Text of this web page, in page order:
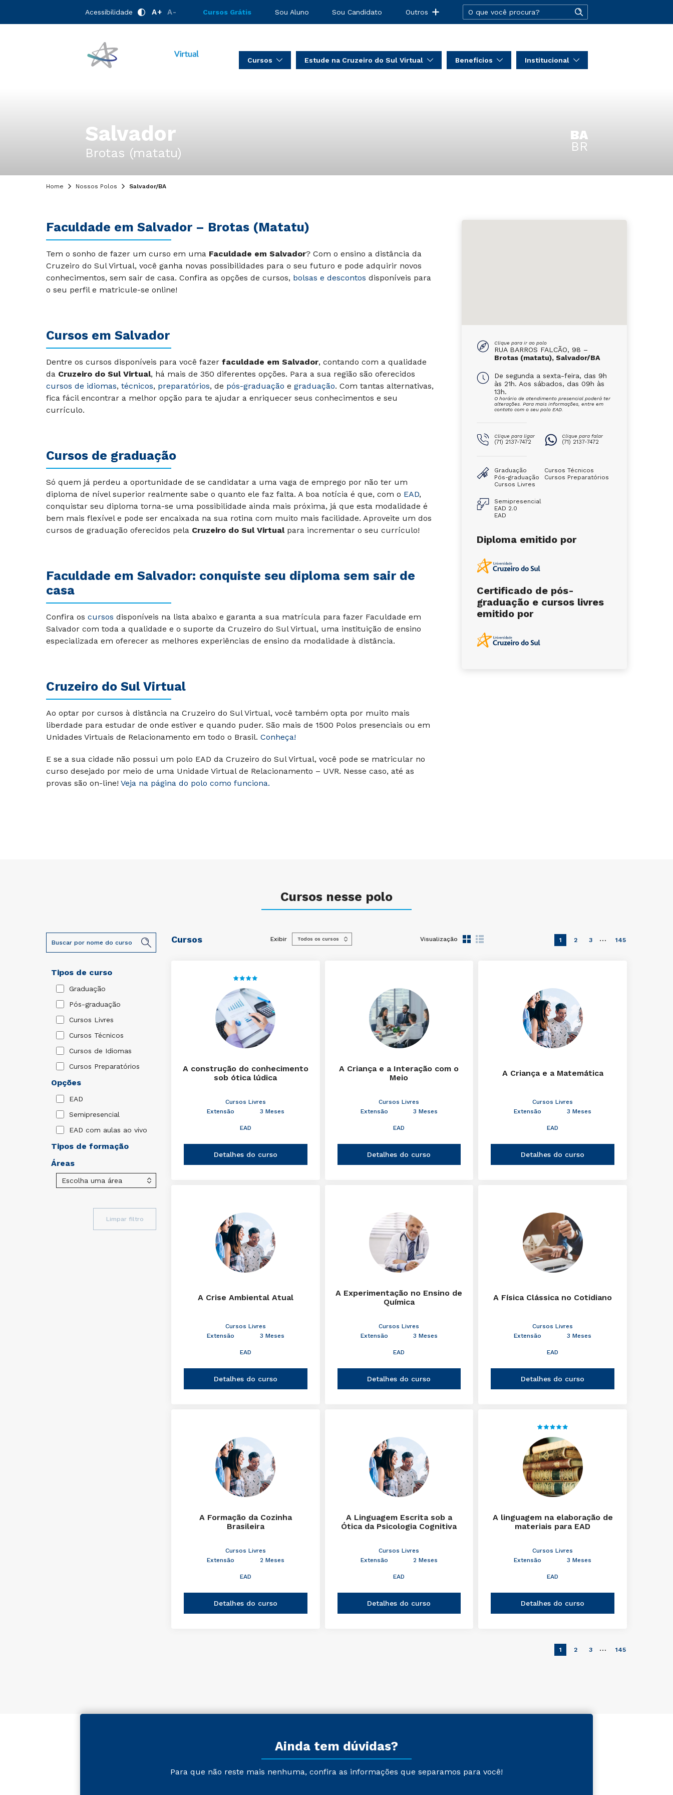
Acessibilidade A+ A- Cursos Grátis Sou Aluno Sou Candidato Outros
Cursos Estude na Cruzeiro do Sul Virtual Benefícios Institucional
Salvador
Brotas (matatu)
BA
BR
Home Nossos Polos Salvador/BA
Faculdade em Salvador – Brotas (Matatu)
Tem o sonho de fazer um curso em uma Faculdade em Salvador? Com o ensino a distância da
Cruzeiro do Sul Virtual, você ganha novas possibilidades para o seu futuro e pode adquirir novos
conhecimentos, sem sair de casa. Confira as opções de cursos, bolsas e descontos disponíveis para
o seu perfil e matricule-se online!
Cursos em Salvador
Dentre os cursos disponíveis para você fazer faculdade em Salvador, contando com a qualidade
da Cruzeiro do Sul Virtual, há mais de 350 diferentes opções. Para a sua região são oferecidos
cursos de idiomas, técnicos, preparatórios, de pós-graduação e graduação. Com tantas alternativas,
fica fácil encontrar a melhor opção para te ajudar a enriquecer seus conhecimentos e seu
currículo.
Cursos de graduação
Só quem já perdeu a oportunidade de se candidatar a uma vaga de emprego por não ter um
diploma de nível superior realmente sabe o quanto ele faz falta. A boa notícia é que, com o EAD,
conquistar seu diploma torna-se uma possibilidade ainda mais próxima, já que esta modalidade é
bem mais flexível e pode ser encaixada na sua rotina com muito mais facilidade. Aproveite um dos
cursos de graduação oferecidos pela Cruzeiro do Sul Virtualpara incrementar o seu currículo!
Faculdade em Salvador: conquiste seu diploma sem sair de
casa
Confira os cursos disponíveis na lista abaixo e garanta a sua matrícula para fazer Faculdade em
Salvador com toda a qualidade e o suporte da Cruzeiro do Sul Virtual, uma instituição de ensino
especializada em oferecer as melhores experiências de ensino da modalidade à distância.
Cruzeiro do Sul Virtual
Ao optar por cursos à distância na Cruzeiro do Sul Virtual, você também opta por muito mais
liberdade para estudar de onde estiver e quando puder. São mais de 1500 Polos presenciais ou em
Unidades Virtuais de Relacionamento em todo o Brasil. Conheça!
E se a sua cidade não possui um polo EAD da Cruzeiro do Sul Virtual, você pode se matricular no
curso desejado por meio de uma Unidade Virtual de Relacionamento – UVR. Nesse caso, até as
provas são on-line! Veja na página do polo como funciona.
Clique para ir ao polo
RUA BARROS FALCÃO, 98 –
Brotas (matatu), Salvador/BA
De segunda a sexta-feira, das 9h
às 21h. Aos sábados, das 09h às
13h.
O horário de atendimento presencial poderá ter
alterações. Para mais informações, entre em
contato com o seu polo EAD.
Clique para ligar
(71) 2137-7472
Clique para falar
(71) 2137-7472
Graduação
Pós-graduação
Cursos Livres
Cursos Técnicos
Cursos Preparatórios
Semipresencial
EAD 2.0
EAD
Diploma emitido por
Certificado de pós-
graduação e cursos livres
emitido por
Cursos nesse polo
Tipos de curso
Graduação
Pós-graduação
Cursos Livres
Cursos Técnicos
Cursos de Idiomas
Cursos Preparatórios
Opções
EAD
Semipresencial
EAD com aulas ao vivo
Tipos de formação
Áreas
Limpar filtro
Cursos Exibir Visualização 1 2 3 … 145
A construção do conhecimento
sob ótica lúdica
Cursos Livres
Extensão
3 Meses
EAD
Detalhes do curso
A Criança e a Interação com o
Meio
Cursos Livres
Extensão
3 Meses
EAD
Detalhes do curso
A Criança e a Matemática
Cursos Livres
Extensão
3 Meses
EAD
Detalhes do curso
A Crise Ambiental Atual
Cursos Livres
Extensão
3 Meses
EAD
Detalhes do curso
A Experimentação no Ensino de
Química
Cursos Livres
Extensão
3 Meses
EAD
Detalhes do curso
A Física Clássica no Cotidiano
Cursos Livres
Extensão
3 Meses
EAD
Detalhes do curso
A Formação da Cozinha
Brasileira
Cursos Livres
Extensão
2 Meses
EAD
Detalhes do curso
A Linguagem Escrita sob a
Ótica da Psicologia Cognitiva
Cursos Livres
Extensão
2 Meses
EAD
Detalhes do curso
A linguagem na elaboração de
materiais para EAD
Cursos Livres
Extensão
3 Meses
EAD
Detalhes do curso
1 2 3 … 145
Ainda tem dúvidas?
Para que não reste mais nenhuma, confira as informações que separamos para você!